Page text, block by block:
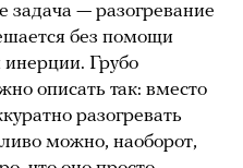
задача — разогревание
без помощи
инерции. Грубо
описать так: вместо
разогревать
можно, наоборот,